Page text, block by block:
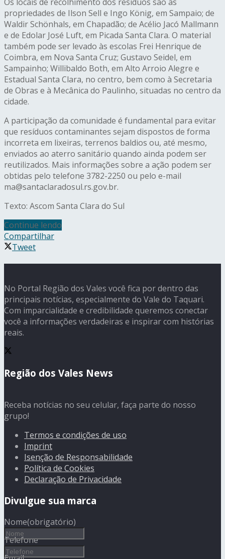
propriedades de Ilson Sell e Ingo König, em Sampaio; de
Waldir Schönhals, em Chapadão; de Acélio Jacó Mallmann
e de Edolar José Luft, em Picada Santa Clara. O material
também pode ser levado às escolas Frei Henrique de
Coimbra, em Nova Santa Cruz; Gustavo Seidel, em
Sampainho; Willibaldo Both, em Alto Arroio Alegre e
Estadual Santa Clara, no centro, bem como à Secretaria
de Obras e à Mecânica do Paulinho, situadas no centro da
cidade.
A participação da comunidade é fundamental para evitar
que resíduos contaminantes sejam dispostos de forma
incorreta em lixeiras, terrenos baldios ou, até mesmo,
enviados ao aterro sanitário quando ainda podem ser
reutilizados. Mais informações sobre a ação podem ser
obtidas pelo telefone 3782-2250 ou pelo e-mail
ma@santaclaradosul.rs.gov.br.
Texto: Ascom Santa Clara do Sul
Continue lendo
Compartilhar
Tweet
No Portal Região dos Vales você fica por dentro das
principais notícias, especialmente do Vale do Taquari.
Com imparcialidade e credibilidade queremos conectar
você a informações verdadeiras e inspirar com histórias
reais.
Região dos Vales News
Receba notícias no seu celular, faça parte do nosso
grupo!
Termos e condições de uso
Imprint
Isenção de Responsabilidade
Política de Cookies
Declaração de Privacidade
Divulgue sua marca
Nome(obrigatório)
Telefone